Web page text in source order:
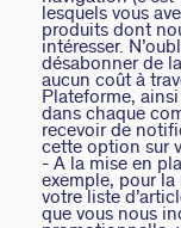
lesquels vous
produits dont
intéresser.
désabonner de
aucun coût à
Plateforme,
dans chaque
recevoir de
cette option sur
- A la mise en
exemple, pour la
votre liste
que vous nous